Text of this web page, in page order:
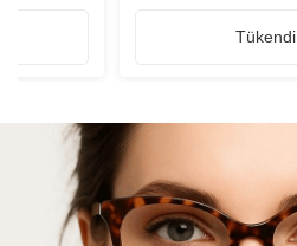
Tükendi